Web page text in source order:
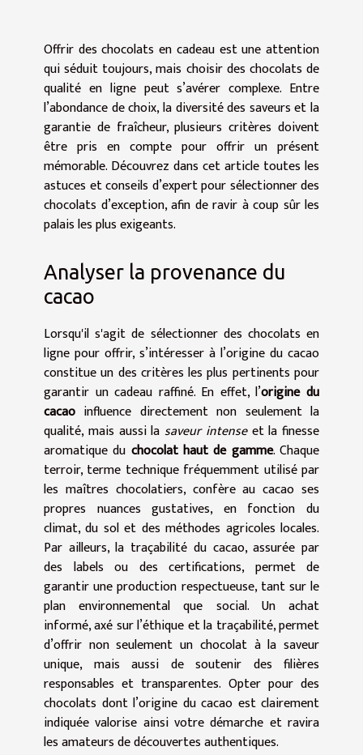
Offrir des chocolats en cadeau est une attention
qui séduit toujours, mais choisir des chocolats de
qualité en ligne peut s’avérer complexe. Entre
l’abondance de choix, la diversité des saveurs et la
garantie de fraîcheur, plusieurs critères doivent
être pris en compte pour offrir un présent
mémorable. Découvrez dans cet article toutes les
astuces et conseils d’expert pour sélectionner des
chocolats d’exception, afin de ravir à coup sûr les
palais les plus exigeants.
Analyser la provenance du
cacao
Lorsqu'il s'agit de sélectionner des chocolats en
ligne pour offrir, s’intéresser à l’origine du cacao
constitue un des critères les plus pertinents pour
garantir un cadeau raffiné. En effet, l’origine du
cacao influence directement non seulement la
qualité, mais aussi la saveur intenseet la finesse
aromatique du chocolat haut de gamme. Chaque
terroir, terme technique fréquemment utilisé par
les maîtres chocolatiers, confère au cacao ses
propres nuances gustatives, en fonction du
climat, du sol et des méthodes agricoles locales.
Par ailleurs, la traçabilité du cacao, assurée par
des labels ou des certifications, permet de
garantir une production respectueuse, tant sur le
plan environnemental que social. Un achat
informé, axé sur l’éthique et la traçabilité, permet
d’offrir non seulement un chocolat à la saveur
unique, mais aussi de soutenir des filières
responsables et transparentes. Opter pour des
chocolats dont l’origine du cacao est clairement
indiquée valorise ainsi votre démarche et ravira
les amateurs de découvertes authentiques.